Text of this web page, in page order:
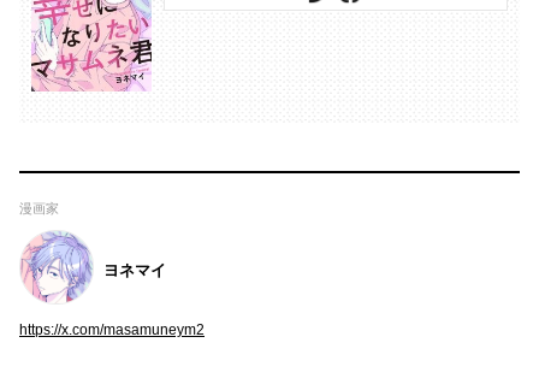
漫画家
ヨネマイ
https://x.com/masamuneym2